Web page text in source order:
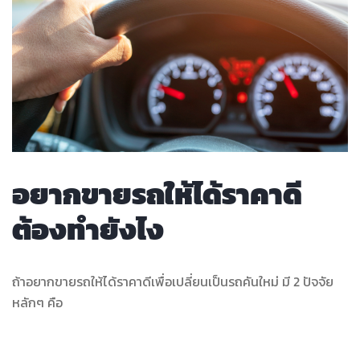
อยากขายรถให้ได้ราคาดี
ต้องทำยังไง
ถ้าอยากขายรถให้ได้ราคาดีเพื่อเปลี่ยนเป็นรถคันใหม่ มี 2 ปัจจัย
หลักๆ คือ